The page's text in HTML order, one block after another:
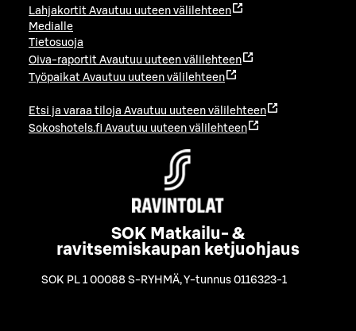
Lahjakortit Avautuu uuteen välilehteen
Medialle
Tietosuoja
Oiva-raportit Avautuu uuteen välilehteen
Työpaikat Avautuu uuteen välilehteen
Etsi ja varaa tiloja Avautuu uuteen välilehteen
Sokoshotels.fi Avautuu uuteen välilehteen
SOK Matkailu- &
ravitsemiskaupan ketjuohjaus
SOK PL 1 00088 S-RYHMÄ,Y-tunnus 0116323-1